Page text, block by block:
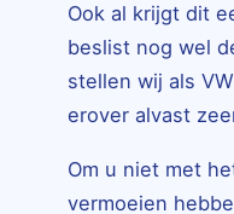
Ook al krijgt dit
beslist nog wel
stellen wij als
erover alvast
Om u niet met
vermoeien